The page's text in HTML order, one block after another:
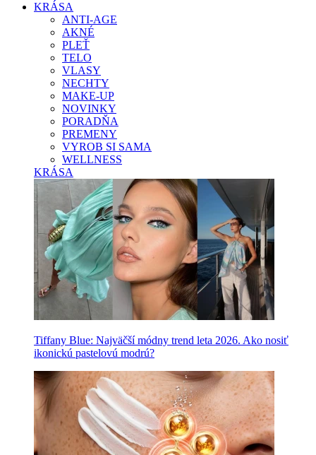
KRÁSA
ANTI-AGE
AKNÉ
PLEŤ
TELO
VLASY
NECHTY
MAKE-UP
NOVINKY
PORADŇA
PREMENY
VYROB SI SAMA
WELLNESS
KRÁSA
Tiffany Blue: Najväčší módny trend leta 2026. Ako nosiť
ikonickú pastelovú modrú?